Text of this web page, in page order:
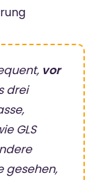
vor
drei
GLS
gesehen,